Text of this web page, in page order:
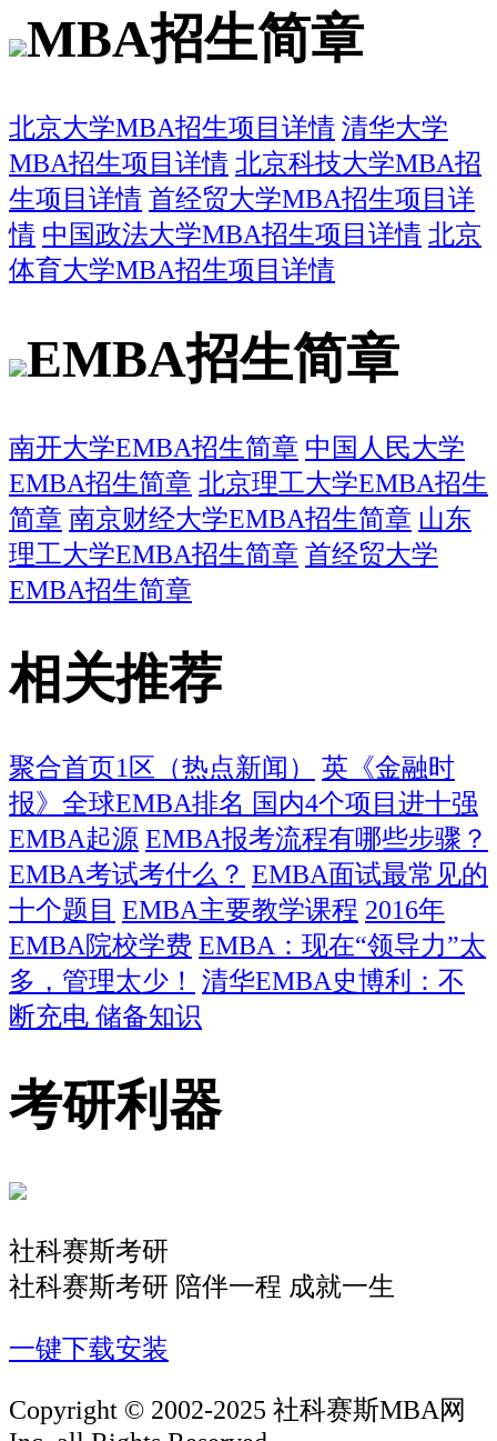
MBA招生简章
北京大学MBA招生项目详情 清华大学
MBA招生项目详情 北京科技大学MBA招
生项目详情 首经贸大学MBA招生项目详
情 中国政法大学MBA招生项目详情 北京
体育大学MBA招生项目详情
EMBA招生简章
南开大学EMBA招生简章 中国人民大学
EMBA招生简章 北京理工大学EMBA招生
简章 南京财经大学EMBA招生简章 山东
理工大学EMBA招生简章 首经贸大学
EMBA招生简章
相关推荐
聚合首页1区（热点新闻）
英《金融时
报》全球EMBA排名 国内4个项目进十强
EMBA起源 EMBA报考流程有哪些步骤？
EMBA考试考什么？ EMBA面试最常见的
十个题目 EMBA主要教学课程 2016年
EMBA院校学费 EMBA：现在“领导力”太
多，管理太少！
清华EMBA史博利：不
断充电 储备知识
考研利器
社科赛斯考研
社科赛斯考研 陪伴一程 成就一生
一键下载安装
Copyright © 2002-2025 社科赛斯MBA网